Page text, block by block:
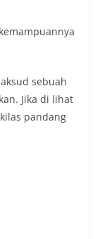
sebuah
Jika di lihat
pandang